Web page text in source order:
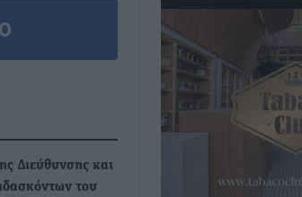
0
Διεύθυνσης και
του